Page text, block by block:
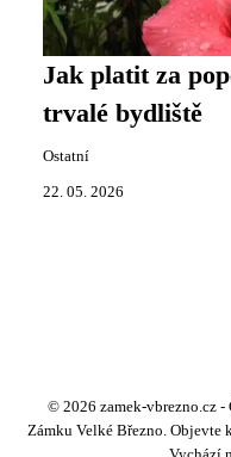
Jak platit za
trvalé bydliště
Ostatní
22. 05. 2026
© 2026 zamek-vbrezno.cz
Zámku Velké Březno. Objevte